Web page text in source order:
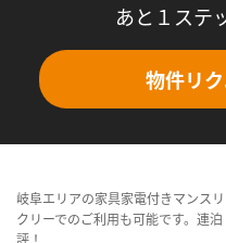
あと１ステ
物件リ
岐阜エリアの家具家電付きマンス
クリーでのご利用も可能です。連
評！